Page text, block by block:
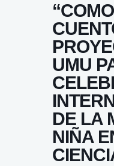
UMU
DE LA
NIÑA